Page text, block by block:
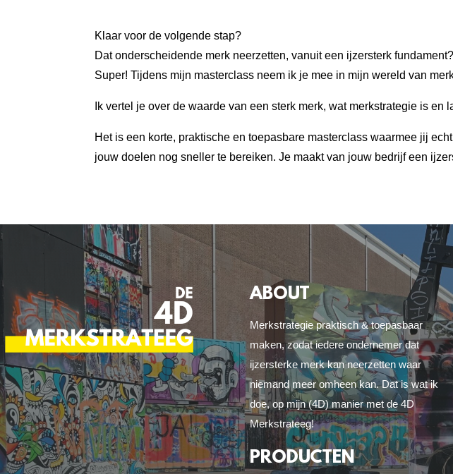
Klaar voor de volgende stap?
Dat onderscheidende merk neerzetten, vanuit een ijzersterk fundament?
Super! Tijdens mijn masterclass neem ik je mee in mijn wereld van
Ik vertel je over de waarde van een sterk merk, wat merkstrategie is
Het is een korte, praktische en toepasbare masterclass waarmee jij
jouw doelen nog sneller te bereiken. Je maakt van jouw bedrijf een
ABOUT
Merkstrategie praktisch & toepasbaar
maken, zodat iedere ondernemer dat
ijzersterke merk kan neerzetten waar
niemand meer omheen kan. Dat is wat ik
doe, op mijn (4D) manier met de 4D
Merkstrateeg!
PRODUCTEN